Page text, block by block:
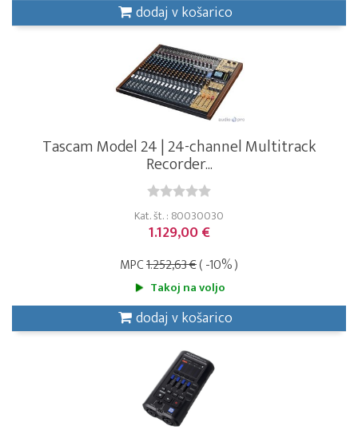
dodaj v košarico
Tascam Model 24 | 24-channel Multitrack
Recorder...
Kat. št. : 80030030
1.129,00 €
MPC1.252,63 €( -10% )
Takoj na voljo
dodaj v košarico